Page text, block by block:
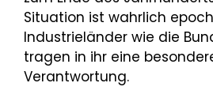
Situation ist wahrlich
Industrieländer wie die
tragen in ihr eine
Verantwortung.